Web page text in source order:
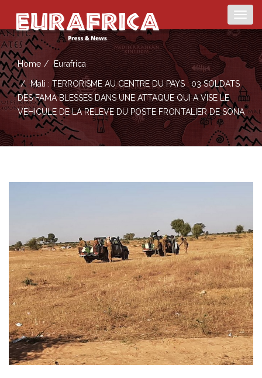
Home Eurafrica
Mali : TERRORISME AU CENTRE DU PAYS : 03 SOLDATS
DES FAMA BLESSES DANS UNE ATTAQUE QUI A VISE LE
VEHICULE DE LA RELEVE DU POSTE FRONTALIER DE SONA